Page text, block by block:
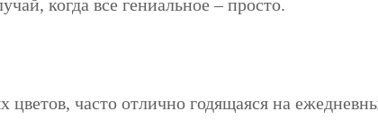
когда все гениальное – просто.
цветов, часто отлично годящаяся на